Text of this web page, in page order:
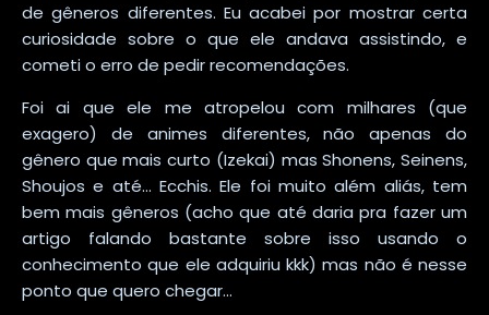
de gêneros diferentes. Eu acabei por mostrar certa
curiosidade sobre o que ele andava assistindo, e
cometi o erro de pedir recomendações.
Foi ai que ele me atropelou com milhares (que
exagero) de animes diferentes, não apenas do
gênero que mais curto (Izekai) mas Shonens, Seinens,
Shoujos e até... Ecchis. Ele foi muito além aliás, tem
bem mais gêneros (acho que até daria pra fazer um
artigo falando bastante sobre isso usando o
conhecimento que ele adquiriu kkk) mas não é nesse
ponto que quero chegar...